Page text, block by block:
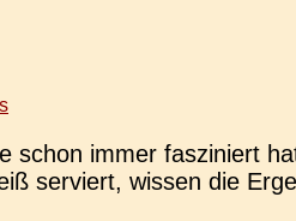
schon immer fas­zi­niert
ser­viert, wissen die